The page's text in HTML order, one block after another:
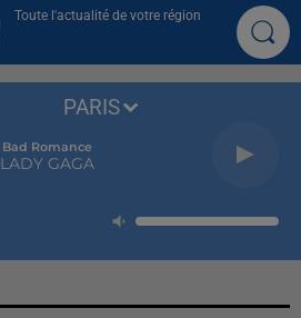
Toute l'actualité de votre région
Bad Romance
LADY GAGA
PARIS